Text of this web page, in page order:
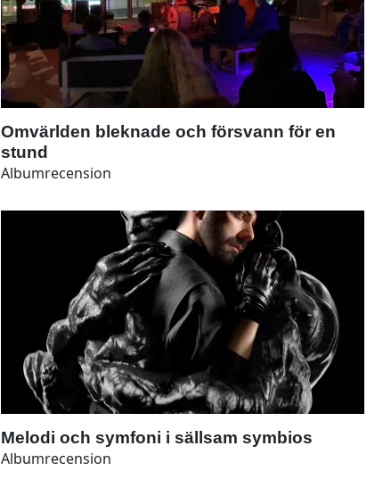
Omvärlden bleknade och försvann för en
stund
Albumrecension
Melodi och symfoni i sällsam symbios
Albumrecension